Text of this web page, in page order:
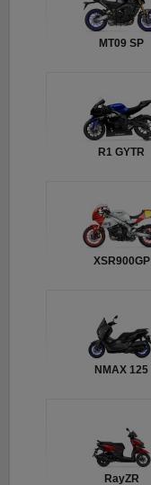
MT09 SP
R1 GYTR
XSR900GP
NMAX 125
RayZR